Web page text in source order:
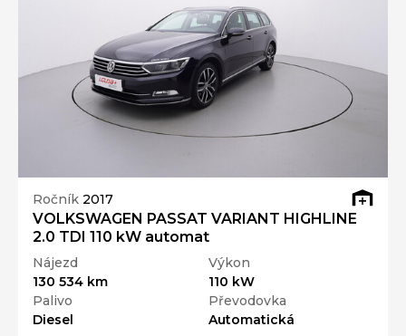
Ročník 2017
VOLKSWAGEN PASSAT VARIANT HIGHLINE
2.0 TDI 110 kW automat
Nájezd
130 534 km
Výkon
110 kW
Palivo
Diesel
Převodovka
Automatická